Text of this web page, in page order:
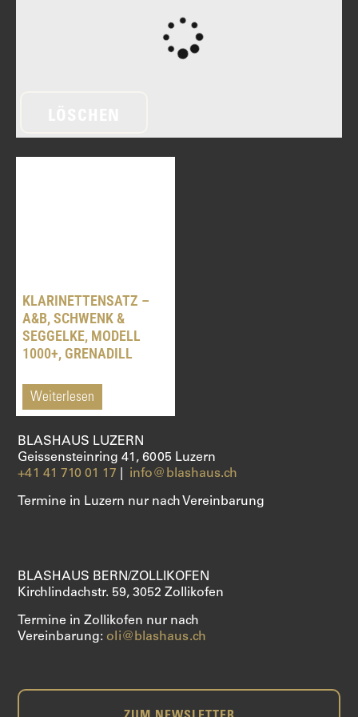
DIENSTLEISTUNGEN
ÜBER UNS
KLARINETTENSATZ –
A&B, SCHWENK &
SEGGELKE, MODELL
1000+, GRENADILL
Weiterlesen
BLASHAUS LUZERN
Geissensteinring 41, 6005 Luzern
+41 41 710 01 17
info@blashaus.ch
Termine in Luzern nur nach Vereinbarung
BLASHAUS BERN/ZOLLIKOFEN
Kirchlindachstr. 59, 3052 Zollikofen
Termine in Zollikofen nur nach
Vereinbarung: oli@blashaus.ch